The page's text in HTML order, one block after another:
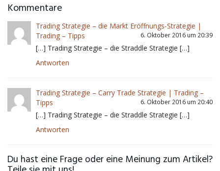
Kommentare
Trading Strategie – die Markt Eröffnungs-Strategie |
Trading – Tipps
6. Oktober 2016 um 20:39
[…] Trading Strategie – die Straddle Strategie […]
Antworten
Trading Strategie – Carry Trade Strategie | Trading –
Tipps
6. Oktober 2016 um 20:40
[…] Trading Strategie – die Straddle Strategie […]
Antworten
Du hast eine Frage oder eine Meinung zum Artikel?